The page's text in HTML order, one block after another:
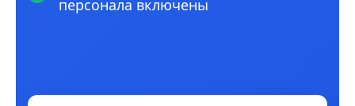
персонала включены